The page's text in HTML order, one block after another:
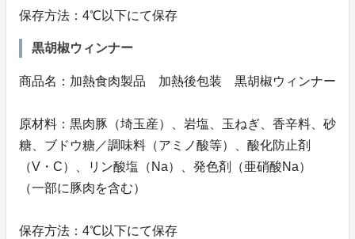
保存方法：4℃以下にて保存
黒胡椒ウィンナー
商品名：加熱食肉製品 加熱後包装 黒胡椒ウィンナー
原材料：黒肉豚（埼玉産）、岩塩、玉ねぎ、香辛料、砂
糖、ブドウ糖／調味料（アミノ酸等）、酸化防止剤
（V・C）、リン酸塩（Na）、発色剤（亜硝酸Na）
（一部に豚肉を含む）
保存方法：4℃以下にて保存